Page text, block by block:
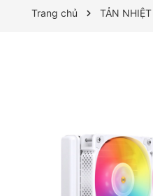
Trang chủ TẢN